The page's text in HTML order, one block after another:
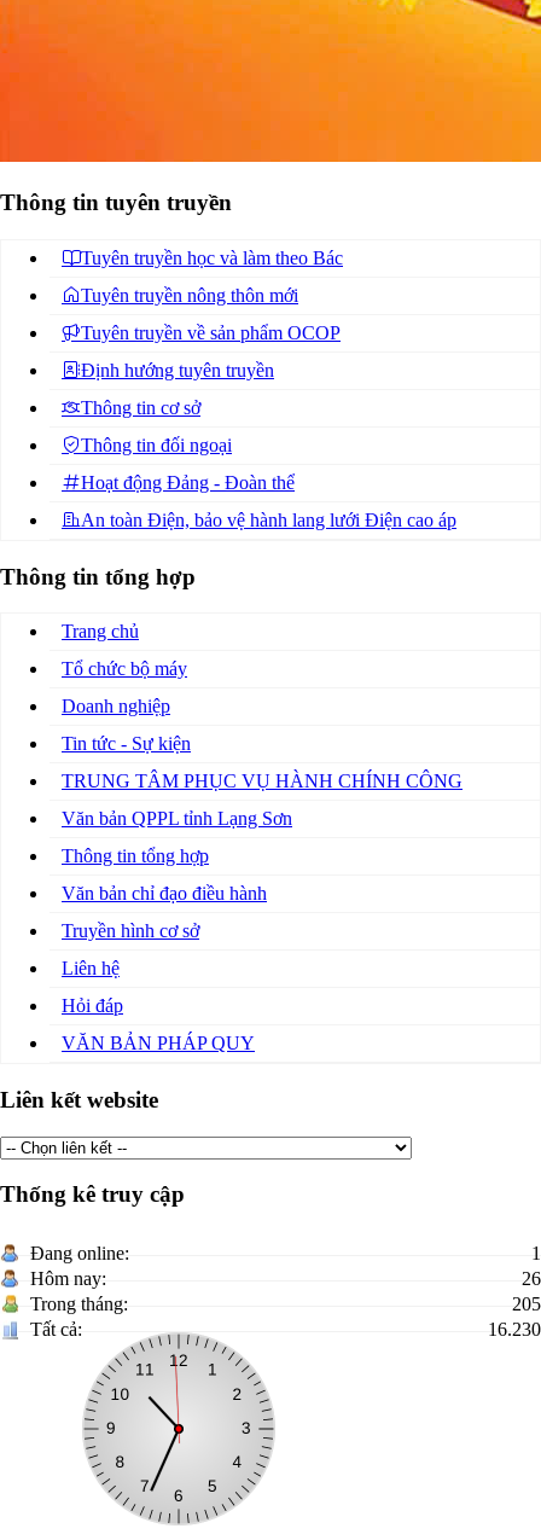
Thông tin tuyên truyền
Tuyên truyền học và làm theo Bác
Tuyên truyền nông thôn mới
Tuyên truyền về sản phẩm OCOP
Định hướng tuyên truyền
Thông tin cơ sở
Thông tin đối ngoại
Hoạt động Đảng - Đoàn thể
An toàn Điện, bảo vệ hành lang lưới Điện cao áp
Thông tin tổng hợp
Trang chủ
Tổ chức bộ máy
Doanh nghiệp
Tin tức - Sự kiện
TRUNG TÂM PHỤC VỤ HÀNH CHÍNH CÔNG
Văn bản QPPL tỉnh Lạng Sơn
Thông tin tổng hợp
Văn bản chỉ đạo điều hành
Truyền hình cơ sở
Liên hệ
Hỏi đáp
VĂN BẢN PHÁP QUY
Liên kết website
Thống kê truy cập
Đang online:
1
Hôm nay:
26
Trong tháng:
205
Tất cả:
16.230